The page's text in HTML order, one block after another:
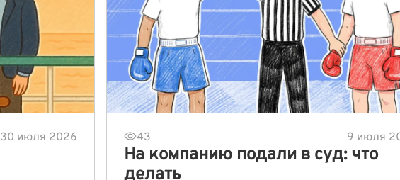
30 июля 2026 43 9 июля
На компанию подали в суд: что
делать